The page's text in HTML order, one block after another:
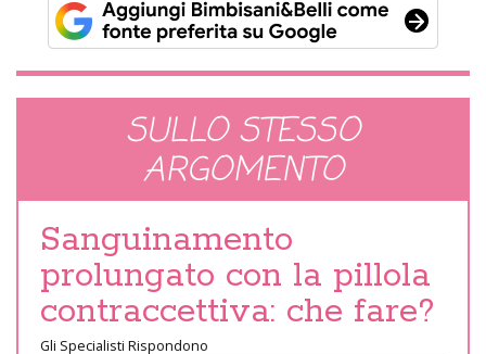
SULLO STESSO
ARGOMENTO
Sanguinamento
prolungato con la pillola
contraccettiva: che fare?
Gli Specialisti Rispondono